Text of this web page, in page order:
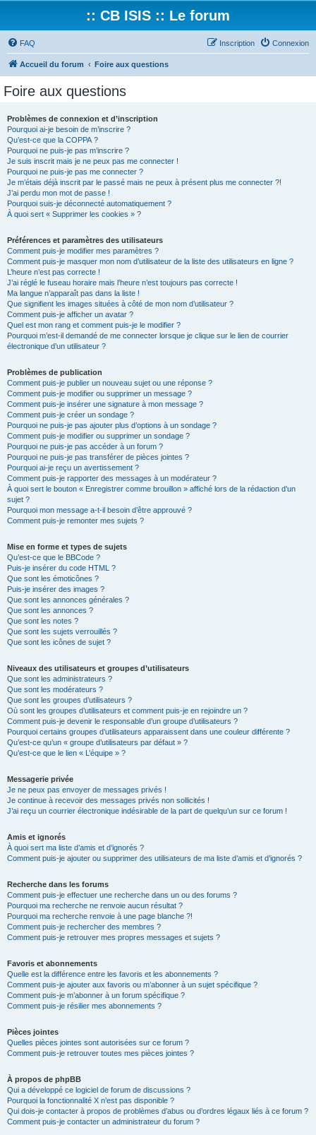
:: CB ISIS :: Le forum
FAQ Connexion
Inscription
Accueil du forum Foire aux questions
Foire aux questions
Problèmes de connexion et d’inscription
Pourquoi ai-je besoin de m’inscrire ?
Qu’est-ce que la COPPA ?
Pourquoi ne puis-je pas m’inscrire ?
Je suis inscrit mais je ne peux pas me connecter !
Pourquoi ne puis-je pas me connecter ?
Je m’étais déjà inscrit par le passé mais ne peux à présent plus me connecter ?!
J’ai perdu mon mot de passe !
Pourquoi suis-je déconnecté automatiquement ?
À quoi sert « Supprimer les cookies » ?
Préférences et paramètres des utilisateurs
Comment puis-je modifier mes paramètres ?
Comment puis-je masquer mon nom d’utilisateur de la liste des utilisateurs en ligne ?
L’heure n’est pas correcte !
J’ai réglé le fuseau horaire mais l’heure n’est toujours pas correcte !
Ma langue n’apparaît pas dans la liste !
Que signifient les images situées à côté de mon nom d’utilisateur ?
Comment puis-je afficher un avatar ?
Quel est mon rang et comment puis-je le modifier ?
Pourquoi m’est-il demandé de me connecter lorsque je clique sur le lien de courrier
électronique d’un utilisateur ?
Problèmes de publication
Comment puis-je publier un nouveau sujet ou une réponse ?
Comment puis-je modifier ou supprimer un message ?
Comment puis-je insérer une signature à mon message ?
Comment puis-je créer un sondage ?
Pourquoi ne puis-je pas ajouter plus d’options à un sondage ?
Comment puis-je modifier ou supprimer un sondage ?
Pourquoi ne puis-je pas accéder à un forum ?
Pourquoi ne puis-je pas transférer de pièces jointes ?
Pourquoi ai-je reçu un avertissement ?
Comment puis-je rapporter des messages à un modérateur ?
À quoi sert le bouton « Enregistrer comme brouillon » affiché lors de la rédaction d’un
sujet ?
Pourquoi mon message a-t-il besoin d’être approuvé ?
Comment puis-je remonter mes sujets ?
Mise en forme et types de sujets
Qu’est-ce que le BBCode ?
Puis-je insérer du code HTML ?
Que sont les émoticônes ?
Puis-je insérer des images ?
Que sont les annonces générales ?
Que sont les annonces ?
Que sont les notes ?
Que sont les sujets verrouillés ?
Que sont les icônes de sujet ?
Niveaux des utilisateurs et groupes d’utilisateurs
Que sont les administrateurs ?
Que sont les modérateurs ?
Que sont les groupes d’utilisateurs ?
Où sont les groupes d’utilisateurs et comment puis-je en rejoindre un ?
Comment puis-je devenir le responsable d’un groupe d’utilisateurs ?
Pourquoi certains groupes d’utilisateurs apparaissent dans une couleur différente ?
Qu’est-ce qu’un « groupe d’utilisateurs par défaut » ?
Qu’est-ce que le lien « L’équipe » ?
Messagerie privée
Je ne peux pas envoyer de messages privés !
Je continue à recevoir des messages privés non sollicités !
J’ai reçu un courrier électronique indésirable de la part de quelqu’un sur ce forum !
Amis et ignorés
À quoi sert ma liste d’amis et d’ignorés ?
Comment puis-je ajouter ou supprimer des utilisateurs de ma liste d’amis et d’ignorés ?
Recherche dans les forums
Comment puis-je effectuer une recherche dans un ou des forums ?
Pourquoi ma recherche ne renvoie aucun résultat ?
Pourquoi ma recherche renvoie à une page blanche ?!
Comment puis-je rechercher des membres ?
Comment puis-je retrouver mes propres messages et sujets ?
Favoris et abonnements
Quelle est la différence entre les favoris et les abonnements ?
Comment puis-je ajouter aux favoris ou m’abonner à un sujet spécifique ?
Comment puis-je m’abonner à un forum spécifique ?
Comment puis-je résilier mes abonnements ?
Pièces jointes
Quelles pièces jointes sont autorisées sur ce forum ?
Comment puis-je retrouver toutes mes pièces jointes ?
À propos de phpBB
Qui a développé ce logiciel de forum de discussions ?
Pourquoi la fonctionnalité X n’est pas disponible ?
Qui dois-je contacter à propos de problèmes d’abus ou d’ordres légaux liés à ce forum ?
Comment puis-je contacter un administrateur du forum ?